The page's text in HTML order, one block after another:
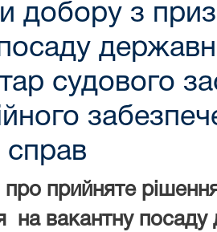
добору з
судового
справ
про прийняте
на вакантну посаду